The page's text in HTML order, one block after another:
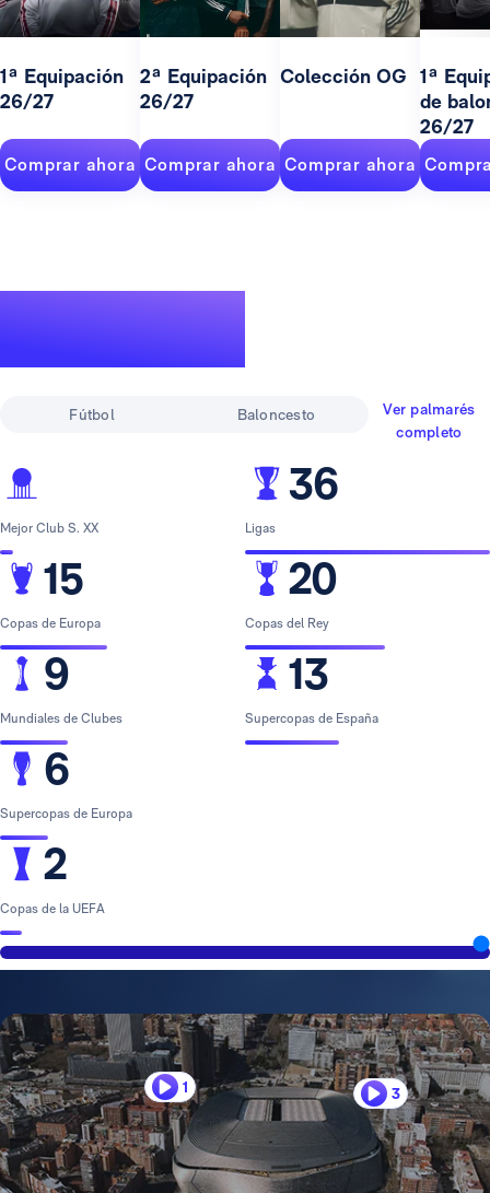
1ª Equipación
26/27
Comprar ahora
2ª Equipación
26/27
Comprar ahora
Colección OG
Comprar ahora
1ª
de
26/27
Fútbol Baloncesto
Ver palmarés
completo
Mejor Club S. XX
15
Copas de Europa
9
Mundiales de Clubes
6
Supercopas de Europa
2
Copas de la UEFA
36
Ligas
20
Copas del Rey
13
Supercopas de España
1 3